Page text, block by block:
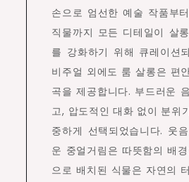
손으로 엄선한 예술 작품부
직물까지 모든 디테일이 살
를 강화하기 위해 큐레이션
비주얼 외에도 룸 살롱은 편
곡을 제공합니다. 부드러운
고, 압도적인 대화 없이 분위
중하게 선택되었습니다. 웃
운 중얼거림은 따뜻함의 배
으로 배치된 식물은 자연의